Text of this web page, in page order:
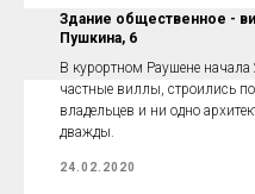
Здание общественное -
Пушкина, 6
В курортном Раушене
частные виллы, строились
владельцев и ни одно
дважды.
24.02.2020